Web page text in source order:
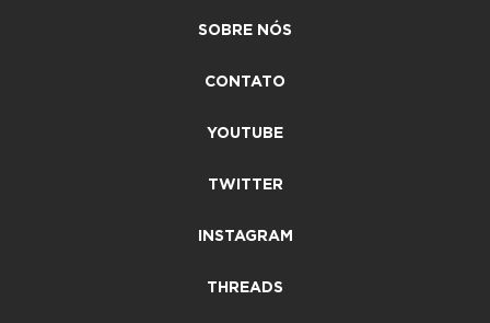
SOBRE NÓS
CONTATO
YOUTUBE
TWITTER
INSTAGRAM
THREADS